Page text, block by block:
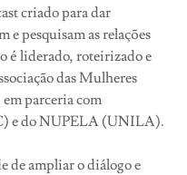
criado para dar
e pesquisam as relações
é liderado, roteirizado e
das Mulheres
parceria com
e do NUPELA (UNILA).
de ampliar o diálogo e